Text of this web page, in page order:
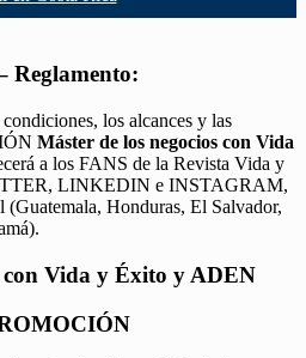
Reglamento:
los alcances y las
Máster de los negocios con Vida
a los FANS de la Revista Vida y
LINKEDIN e INSTAGRAM,
(Guatemala, Honduras, El Salvador,
con Vida y Éxito y ADEN